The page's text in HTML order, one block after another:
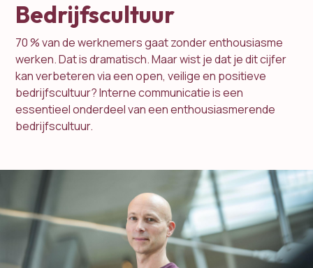
Bedrijfscultuur
70 % van de werknemers gaat zonder enthousiasme
werken. Dat is dramatisch. Maar wist je dat je dit cijfer
kan verbeteren via een open, veilige en positieve
bedrijfscultuur? Interne communicatie is een
essentieel onderdeel van een enthousiasmerende
bedrijfscultuur.